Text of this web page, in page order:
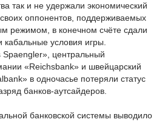
так и не удержали экономический
оппонентов, поддерживаемых
режимом, в конечном счёте сдали
условия игры.
Spaengler», центральный
«Reichsbank» и швейцарский
в одночасье потеряли статус
банков-аутсайдеров.
банковской системы выводило